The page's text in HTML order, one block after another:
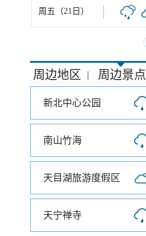
周五（21日）
周边地区 | 周边景点
新北中心公园
南山竹海
天目湖旅游度假区
天宁禅寺